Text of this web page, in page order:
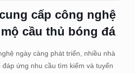
cấp công nghệ
cầu thủ bóng đá
ngày càng phát triển, nhiều nhà
ứng nhu cầu tìm kiếm và tuyển